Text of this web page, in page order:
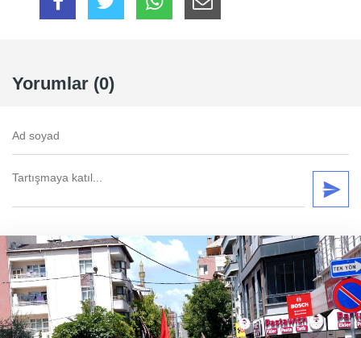
Yorumlar (0)